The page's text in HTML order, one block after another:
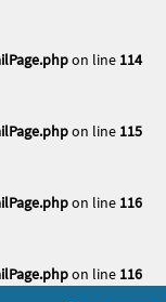
on line 114
on line 115
on line 116
on line 116